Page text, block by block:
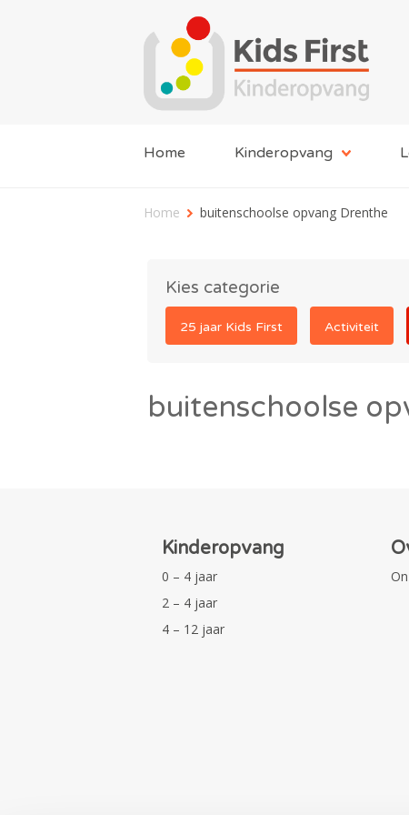
Home Kinderopvang
Home buitenschoolse opvang Drenthe
Kies categorie
25 jaar Kids First Activiteit
buitenschoolse
Kinderopvang
0 – 4 jaar
2 – 4 jaar
4 – 12 jaar